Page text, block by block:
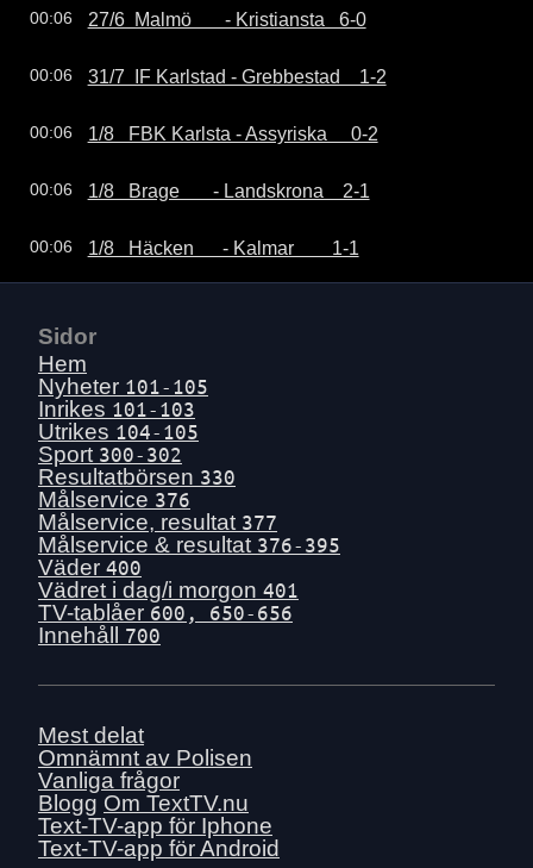
00:06 27/6  Malmö       - Kristiansta   6-0
00:06 31/7  IF Karlstad - Grebbestad    1-2
00:06 1/8   FBK Karlsta - Assyriska     0-2
00:06 1/8   Brage       - Landskrona    2-1
00:06 1/8   Häcken      - Kalmar        1-1
Sidor
Hem
Nyheter 101-105
Inrikes 101-103
Utrikes 104-105
Sport 300-302
Resultatbörsen 330
Målservice 376
Målservice, resultat 377
Målservice & resultat 376-395
Väder 400
Vädret i dag/i morgon 401
TV-tablåer 600, 650-656
Innehåll 700
Mest delat
Omnämnt av Polisen
Vanliga frågor
Blogg Om TextTV.nu
Text-TV-app för Iphone
Text-TV-app för Android